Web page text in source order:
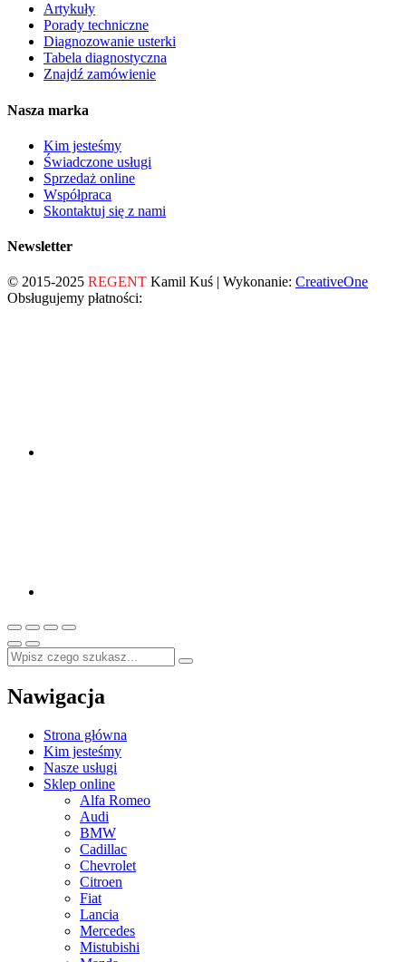
Artykuły
Porady techniczne
Diagnozowanie usterki
Tabela diagnostyczna
Znajdź zamówienie
Nasza marka
Kim jesteśmy
Świadczone usługi
Sprzedaż online
Współpraca
Skontaktuj się z nami
Newsletter
© 2015-2025 REGENT Kamil Kuś | Wykonanie: CreativeOne
Obsługujemy płatności:
Nawigacja
Strona główna
Kim jesteśmy
Nasze usługi
Sklep online
Alfa Romeo
Audi
BMW
Cadillac
Chevrolet
Citroen
Fiat
Lancia
Mercedes
Mistubishi